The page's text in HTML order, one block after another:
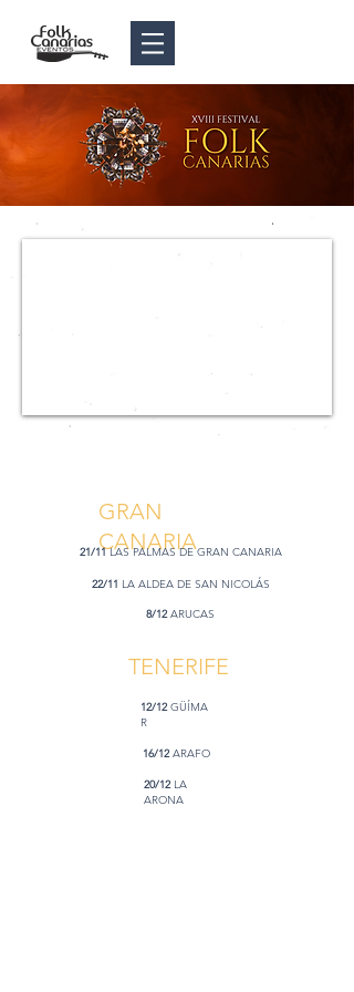
GRAN
CANARIA
21/11LAS PALMAS DE GRAN CANARIA
22/11 LA ALDEA DE SAN NICOLÁS
8/12ARUCAS
TENERIFE
12/12GÜÍMA
R
16/12ARAFO
20/12LA
ARONA